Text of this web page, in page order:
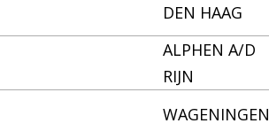
DEN HAAG
ALPHEN A/D
RIJN
WAGENINGEN